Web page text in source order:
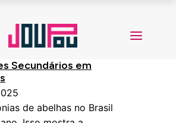
Secundários em
de abelhas no Brasil